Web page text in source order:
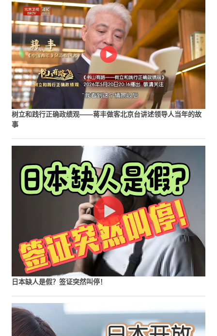
树立和践行正确政绩观——蒋丰做客北京台讲述领导人当年的故
事
日本缺人是假？签证突然叫停！